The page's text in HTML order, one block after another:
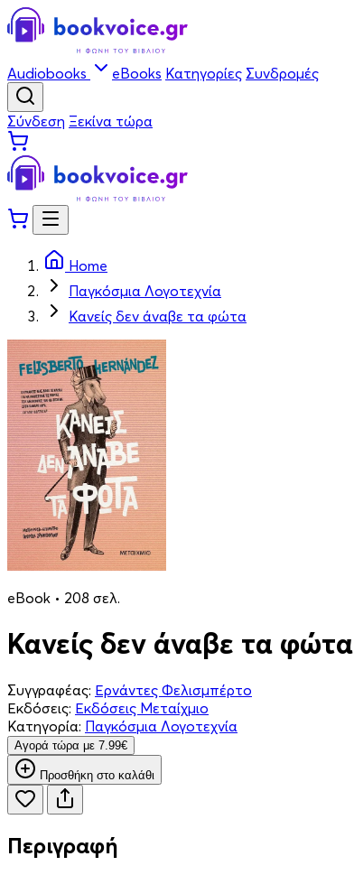
Audiobooks eBooks Κατηγορίες Συνδρομές
Σύνδεση Ξεκίνα τώρα
Home
Παγκόσμια Λογοτεχνία
Κανείς δεν άναβε τα φώτα
eBook • 208 σελ.
Κανείς δεν άναβε τα φώτα
Συγγραφέας: Ερνάντες Φελισμπέρτο
Εκδόσεις: Εκδόσεις Μεταίχμιο
Κατηγορία: Παγκόσμια Λογοτεχνία
Aγορά τώρα με 7.99€
Προσθήκη στο καλάθι
Περιγραφή